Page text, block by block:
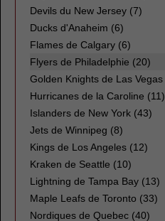
Devils du New Jersey (7)
Ducks d'Anaheim (6)
Flames de Calgary (6)
Flyers de Philadelphie (20)
Golden Knights de Las Vegas
Hurricanes de la Caroline (11)
Islanders de New York (43)
Jets de Winnipeg (8)
Kings de Los Angeles (12)
Kraken de Seattle (10)
Lightning de Tampa Bay (13)
Maple Leafs de Toronto (33)
Nordiques de Quebec (40)